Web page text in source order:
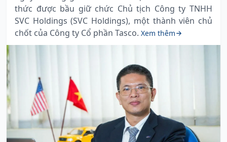
thức được bầu giữ chức Chủ tịch Công ty TNHH
SVC Holdings (SVC Holdings), một thành viên chủ
chốt của Công ty Cổ phần Tasco. Xem thêm